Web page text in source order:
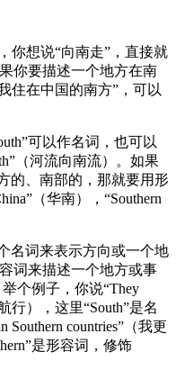
你想说“向南走”，直接就
果你要描述一个地方在南
住在中国的南方”，可以
可以作名词，也可以
（河流向南流）。如果
的、南部的，那就要用形
（华南），“Southern
名词来表示方向或一个地
词来描述一个地方或事
个例子，你说“They
行），这里“South”是名
Southern countries”（我更
是形容词，修饰